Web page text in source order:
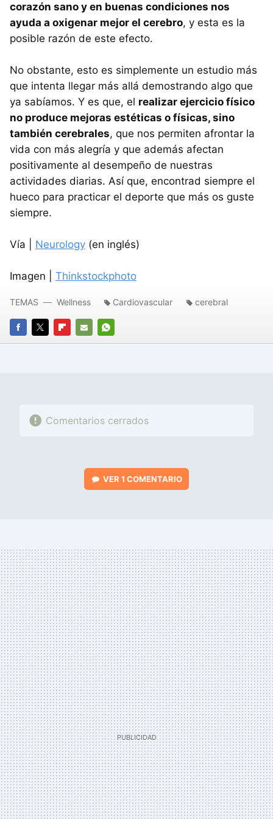
corazón sano y en buenas condiciones nos
ayuda a oxigenar mejor el cerebro, y esta es la
posible razón de este efecto.
No obstante, esto es simplemente un estudio más
que intenta llegar más allá demostrando algo que
ya sabíamos. Y es que, el realizar ejercicio físico
no produce mejoras estéticas o físicas, sino
también cerebrales, que nos permiten afrontar la
vida con más alegría y que además afectan
positivamente al desempeño de nuestras
actividades diarias. Así que, encontrad siempre el
hueco para practicar el deporte que más os guste
siempre.
Vía | Neurology (en inglés)
Imagen | Thinkstockphoto
FACEBOOK
TWITTERFLIPBOARD
E-
WHATSAPP
TEMAS Wellness Cardiovascular cerebral
Comentarios cerrados
VER 1 COMENTARIO